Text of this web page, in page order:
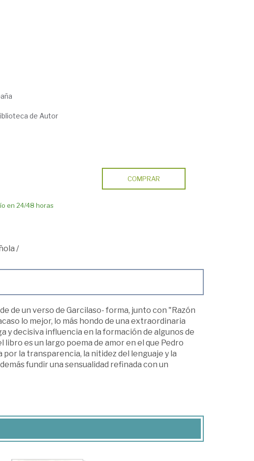
de Autor
en 24/48 horas
COMPRAR
/
de un verso de Garcilaso- forma, junto con "Razón
lo mejor, lo más hondo de una extraordinaria
y decisiva influencia en la formación de algunos de
es un largo poema de amor en el que Pedro
la transparencia, la nitidez del lenguaje y la
fundir una sensualidad refinada con un